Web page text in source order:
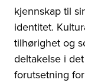
kjennskap til
identitet.
tilhørighet og
deltakelse i
forutsetning